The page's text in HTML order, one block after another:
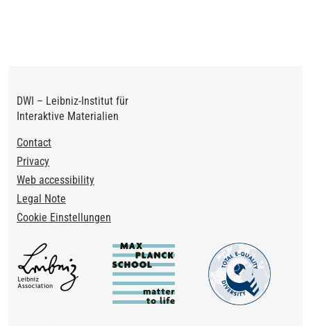
DWI – Leibniz-Institut für
Interaktive Materialien
Footer
Contact
Privacy
Web accessibility
Legal Note
Cookie Einstellungen